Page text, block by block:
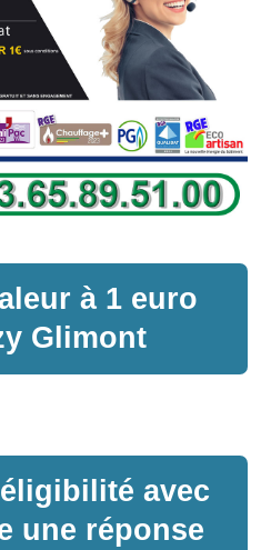
à 1 euro
Glimont
avec
une réponse